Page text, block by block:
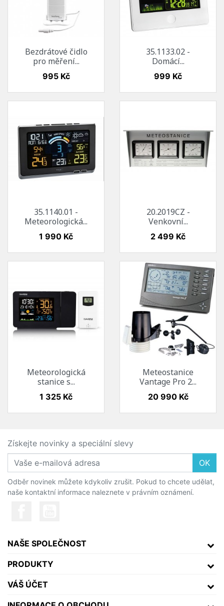
Bezdrátové čidlo
pro měření...
Cena
995 Kč
35.1133.02 -
Domácí...
Cena
999 Kč
35.1140.01 -
Meteorologická...
Cena
1 990 Kč
20.2019CZ -
Venkovní...
Cena
2 499 Kč
Meteorologická
stanice s...
Cena
1 325 Kč
Meteostanice
Vantage Pro 2...
Cena
20 990 Kč
Získejte novinky a speciální slevy
OK
Odběr novinek můžete kdykoliv zrušit. Pokud to chcete udělat,
naše kontaktní informace naleznete v právním oznámení.
NAŠE SPOLEČNOST
PRODUKTY
VÁŠ ÚČET